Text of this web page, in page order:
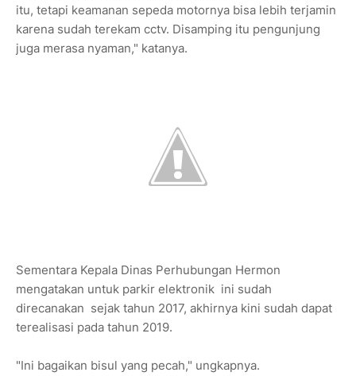
itu, tetapi keamanan sepeda motornya bisa lebih terjamin
karena sudah terekam cctv. Disamping itu pengunjung
juga merasa nyaman," katanya.
Sementara Kepala Dinas Perhubungan Hermon
mengatakan untuk parkir elektronik ini sudah
direcanakan sejak tahun 2017, akhirnya kini sudah dapat
terealisasi pada tahun 2019.
"Ini bagaikan bisul yang pecah," ungkapnya.